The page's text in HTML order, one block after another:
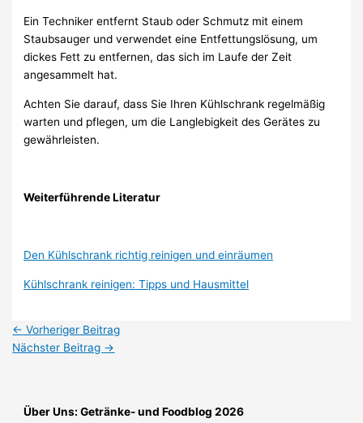
Ein Techniker entfernt Staub oder Schmutz mit einem
Staubsauger und verwendet eine Entfettungslösung, um
dickes Fett zu entfernen, das sich im Laufe der Zeit
angesammelt hat.
Achten Sie darauf, dass Sie Ihren Kühlschrank regelmäßig
warten und pflegen, um die Langlebigkeit des Gerätes zu
gewährleisten.
Weiterführende Literatur
Den Kühlschrank richtig reinigen und einräumen
Kühlschrank reinigen: Tipps und Hausmittel
← Vorheriger Beitrag
Nächster Beitrag →
Über Uns: Getränke- und Foodblog 2026